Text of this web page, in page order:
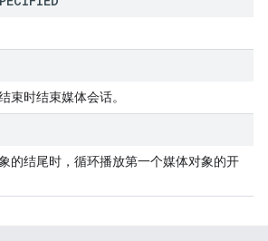
束时结束媒体会话。
的结尾时，循环播放第一个媒体对象的开